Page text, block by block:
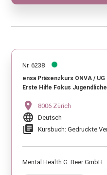
Nr. 6238
ensa Präsenzkurs ONVA / UG
Erste Hilfe Fokus Jugendliche
location_on 8006 Zürich
language Deutsch
library_books Kursbuch: Gedruckte
Mental Health G. Beer GmbH